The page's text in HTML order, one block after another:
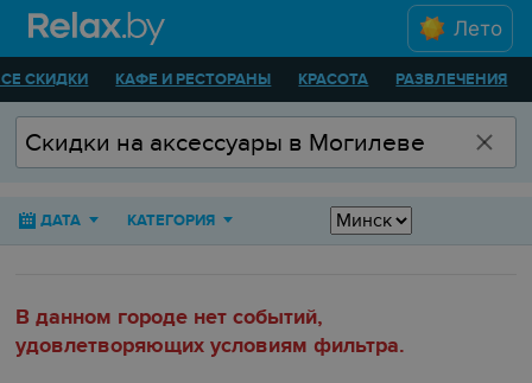
Лето
СКИДКИ КАФЕ И РЕСТОРАНЫ КРАСОТА РАЗВЛЕЧЕНИЯ
ДАТА КАТЕГОРИЯ
В данном городе нет событий,
удовлетворяющих условиям фильтра.